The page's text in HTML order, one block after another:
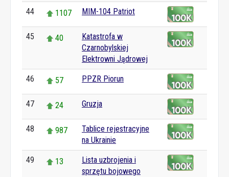
44 1107 MIM-104 Patriot
45 40
Katastrofa w
Czarnobylskiej
Elektrowni Jądrowej
46 57 PPZR Piorun
47 24 Gruzja
48 987
Tablice rejestracyjne
na Ukrainie
49 13
Lista uzbrojenia i
sprzętu bojowego